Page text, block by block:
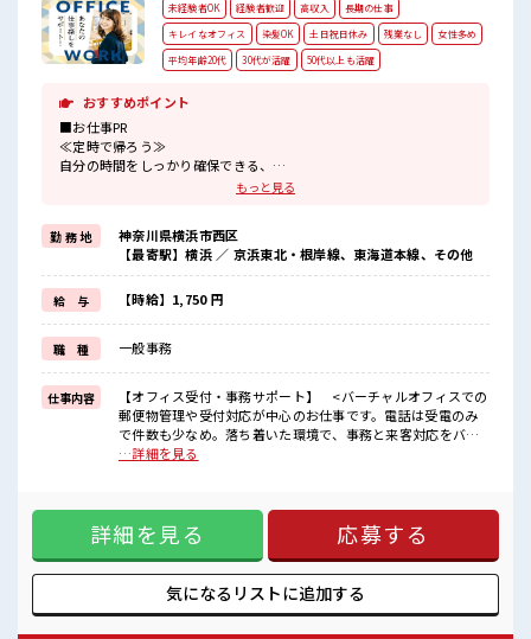
未経験者OK 経験者歓迎 高収入
長期の仕事
キレイなオフィス
染髪OK 土日祝日休み 残業なし
女性多め
平均年齢20代
30代が活躍 50代以上も活躍
おすすめポイント
■お仕事PR
≪定時で帰ろう≫
自分の時間をしっかり確保できる、
もちろん男性の応募も歓迎！
≪週休2日制≫
週末は家族や友人と一緒にプライベート満喫！
≪髪型自由≫
基本的に髪色自由で明るすぎたり奇抜でなければOKです！
(規定有)≪初めての仕事だけど自分にもできそう≫
新しいことにチャレンジするのは不安だけど、
しっかり働く環境が整っています！
イチからスキルUP・ステップUP目指していきましょう！
■職場の雰囲気
女性が多い職場ですが男女は問いません！
応募お待ちしております！
活気あふれる20代活躍中の職場です☆
もっと見る
勤 務 地
神奈川県横浜市西区
【最寄駅】横浜 ／ 京浜東北・根岸線、東海道本線、その他
給 与 【時給】1,750 円
職 種 一般事務
仕事内容
【オフィス受付・事務サポート】 <バーチャルオフィスでの
郵便物管理や受付対応が中心のお仕事です。電話は受電のみ
で件数も少なめ。落ち着いた環境で、事務と来客対応をバラ
ンスよく経験できます。>【業務内容】●郵便物の受け取り、
担、架電はなし)●請求書入力など、依頼に応じた事務作業 ■
お仕事PR ≪定時で帰ろう≫ 自分の時間をしっかり確保でき
る、 残業基本ナシのお仕事♪ ≪女性も仕事をしやすい職場≫
もちろん男性の応募も歓迎！ ≪週休2日制≫ 週末は家族や友
人と一緒にプライベート満喫！ ≪髪型自由≫ 基本的に髪色自
由で明るすぎたり奇抜でなければOKです！ (規定有)≪初めて
…詳細を見る
詳細を見る 応募する
気になるリストに追加する